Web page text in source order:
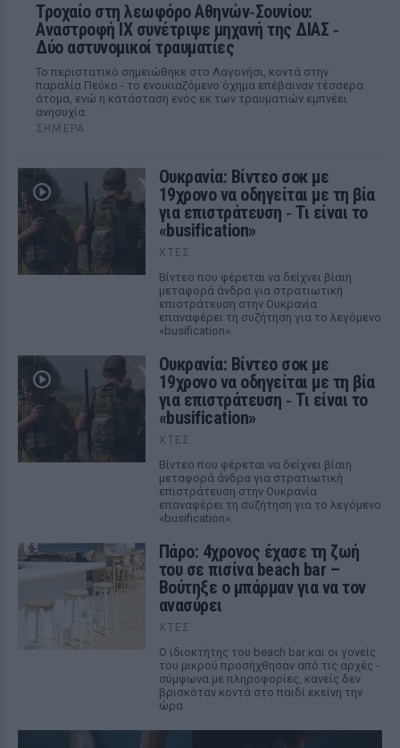
Τροχαίο στη λεωφόρο Αθηνών‑Σουνίου:
Αναστροφή ΙΧ συνέτριψε μηχανή της ΔΙΑΣ ‑
Δύο αστυνομικοί τραυματίες
Το περιστατικό σημειώθηκε στο Λαγονήσι, κοντά στην
παραλία Πεύκο - το ενοικιαζόμενο όχημα επέβαιναν τέσσερα
άτομα, ενώ η κατάσταση ενός εκ των τραυματιών εμπνέει
ανησυχία.
ΣΉΜΕΡΑ
Ουκρανία: Βίντεο σοκ με
19χρονο να οδηγείται με τη βία
για επιστράτευση ‑ Τι είναι το
«busification»
ΧΤΕΣ
Βίντεο που φέρεται να δείχνει βίαιη
μεταφορά άνδρα για στρατιωτική
επιστράτευση στην Ουκρανία
επαναφέρει τη συζήτηση για το λεγόμενο
«busification».
Ουκρανία: Βίντεο σοκ με
19χρονο να οδηγείται με τη βία
για επιστράτευση ‑ Τι είναι το
«busification»
ΧΤΕΣ
Βίντεο που φέρεται να δείχνει βίαιη
μεταφορά άνδρα για στρατιωτική
επιστράτευση στην Ουκρανία
επαναφέρει τη συζήτηση για το λεγόμενο
«busification».
Πάρο: 4χρονος έχασε τη ζωή
του σε πισίνα beach bar –
Βούτηξε ο μπάρμαν για να τον
ανασύρει
ΧΤΕΣ
Ο ιδιοκτήτης του beach bar και οι γονείς
του μικρού προσήχθησαν από τις αρχές -
σύμφωνα με πληροφορίες, κανείς δεν
βρισκόταν κοντά στο παιδί εκείνη την
ώρα